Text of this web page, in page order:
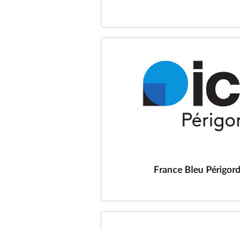
France Bleu Périgord